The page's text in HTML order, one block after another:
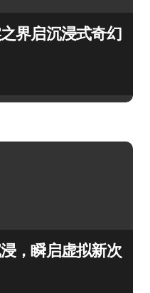
界启沉浸式奇幻
，瞬启虚拟新次